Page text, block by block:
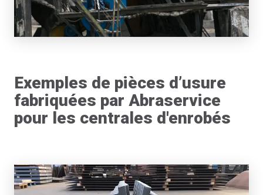
Exemples de pièces d’usure
fabriquées par Abraservice
pour les centrales d'enrobés